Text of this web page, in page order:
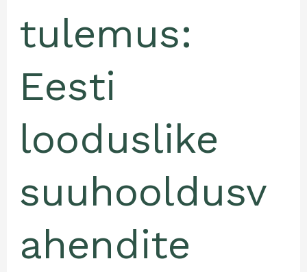
tulemus:
Eesti
looduslike
suuhooldusv
ahendite